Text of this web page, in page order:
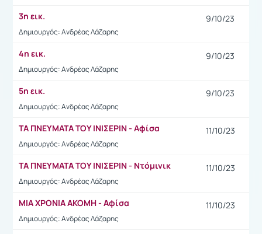
3η εικ.
Δημιουργός: Ανδρέας Λάζαρης
9/10/23
4η εικ.
Δημιουργός: Ανδρέας Λάζαρης
9/10/23
5η εικ.
Δημιουργός: Ανδρέας Λάζαρης
9/10/23
ΤΑ ΠΝΕΥΜΑΤΑ ΤΟΥ ΙΝΙΣΕΡΙΝ - Αφίσα
Δημιουργός: Ανδρέας Λάζαρης
11/10/23
ΤΑ ΠΝΕΥΜΑΤΑ ΤΟΥ ΙΝΙΣΕΡΙΝ - Ντόμινικ
Δημιουργός: Ανδρέας Λάζαρης
11/10/23
ΜΙΑ ΧΡΟΝΙΑ ΑΚΟΜΗ - Αφίσα
Δημιουργός: Ανδρέας Λάζαρης
11/10/23